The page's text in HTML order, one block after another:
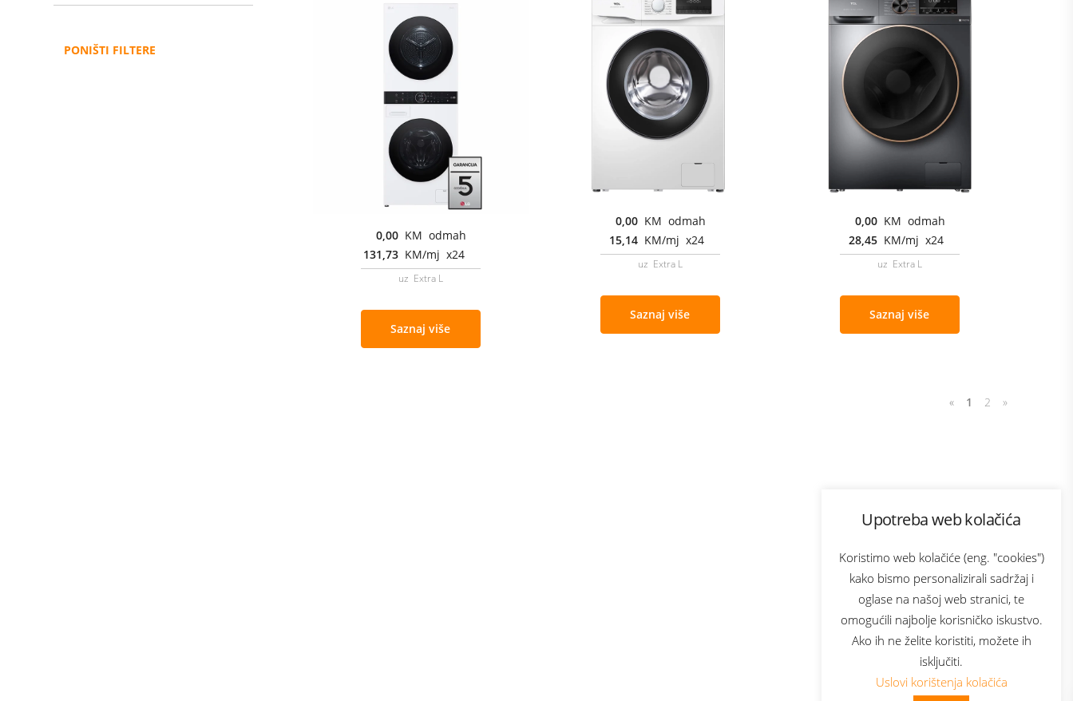
Upotreba web kolačića
Koristimo web kolačiće (eng. "cookies")
kako bismo personalizirali sadržaj i
oglase na našoj web stranici, te
omogućili najbolje korisničko iskustvo.
Ako ih ne želite koristiti, možete ih
isključiti.
Uslovi korištenja kolačića
PONIŠTI FILTERE
0,00 KM odmah
131,73 KM/mj x24
uz Extra L
Saznaj više
0,00 KM odmah
15,14 KM/mj x24
uz Extra L
Saznaj više
0,00 KM odmah
28,45 KM/mj x24
uz Extra L
Saznaj više
« 1 2 »
Bonus plus
Prijava za newsletter